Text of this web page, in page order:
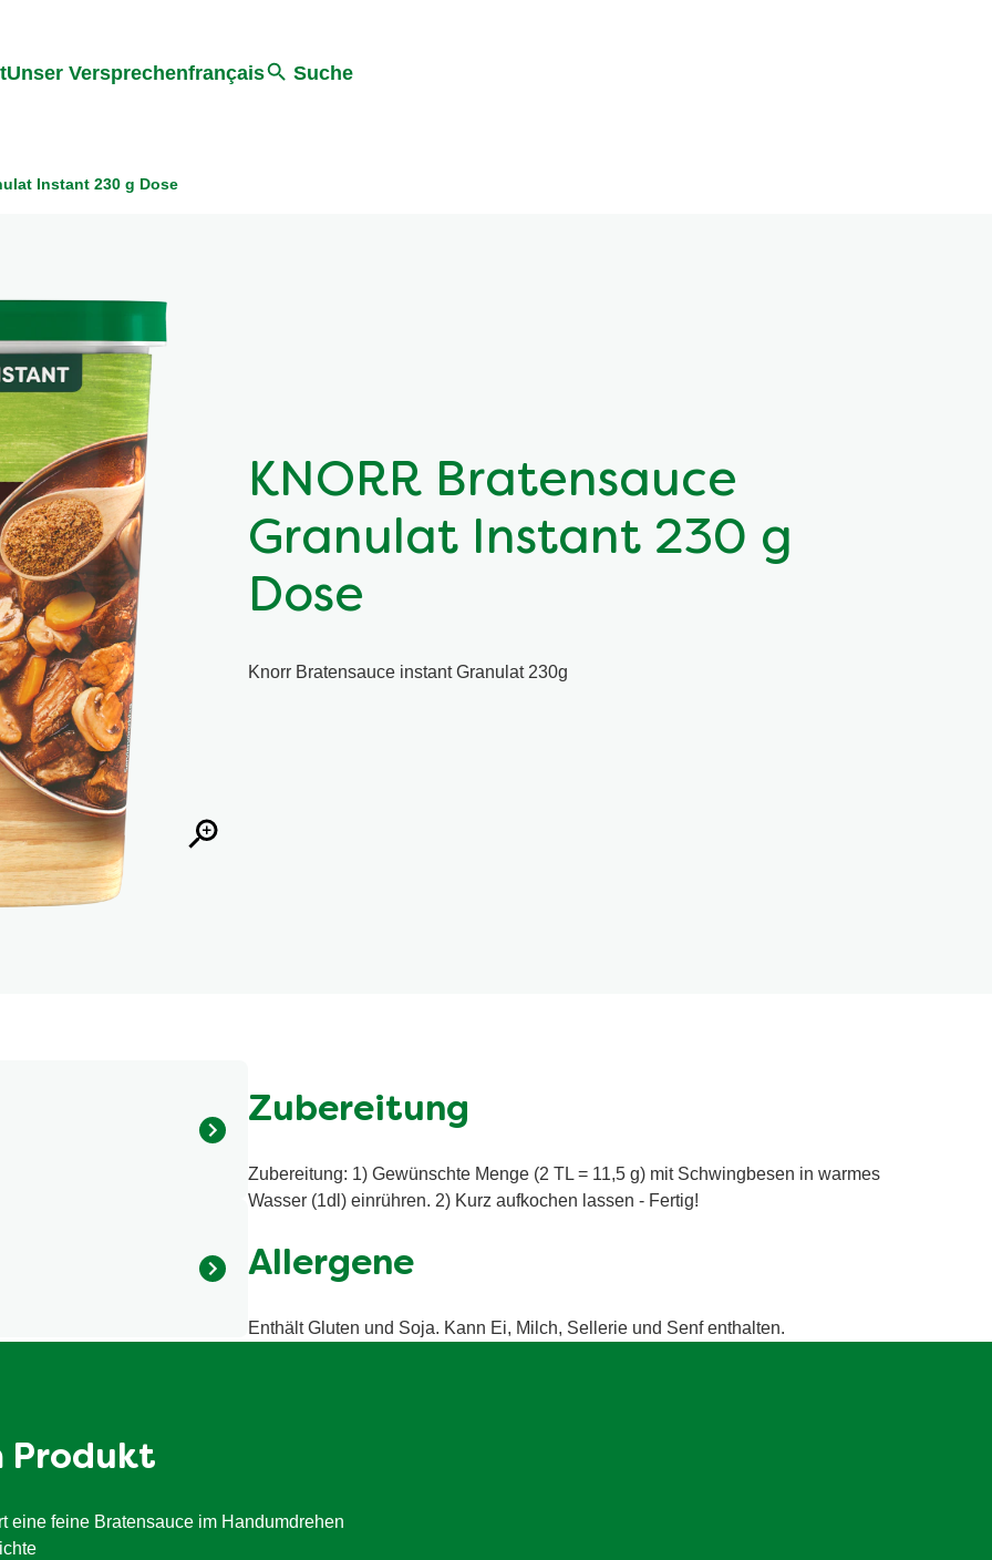
Unser Versprechenfrançais Suche
Instant 230 g Dose
KNORR Bratensauce
Granulat Instant 230 g
Dose
Knorr Bratensauce instant Granulat 230g
Zuckerkulör),
/ 185 kilojoule
Zubereitung
Zubereitung: 1) Gewünschte Menge (2 TL = 11,5 g) mit Schwingbesen in warmes
Wasser (1dl) einrühren. 2) Kurz aufkochen lassen - Fertig!
Allergene
Enthält Gluten und Soja. Kann Ei, Milch, Sellerie und Senf enthalten.
Produkt
eine feine Bratensauce im Handumdrehen